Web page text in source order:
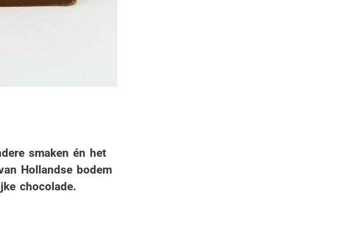
smaken én het
Hollandse bodem
chocolade.